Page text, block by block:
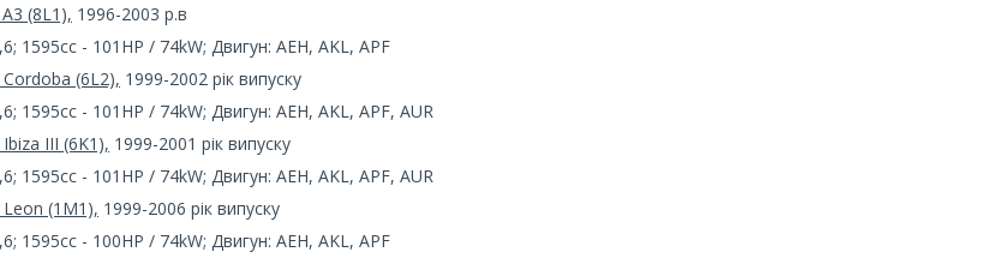
(8L1), 1996-2003 р.в
1595cc - 101HP / 74kW; Двигун: AEH, AKL, APF
(6L2), 1999-2002 рік випуску
1595cc - 101HP / 74kW; Двигун: AEH, AKL, APF, AUR
III (6K1), 1999-2001 рік випуску
1595cc - 101HP / 74kW; Двигун: AEH, AKL, APF, AUR
(1M1), 1999-2006 рік випуску
1595cc - 100HP / 74kW; Двигун: AEH, AKL, APF